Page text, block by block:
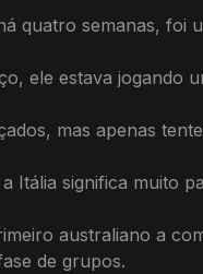
quatro semanas, foi
ele estava jogando
mas apenas
Itália significa muito
australiano a
de grupos.